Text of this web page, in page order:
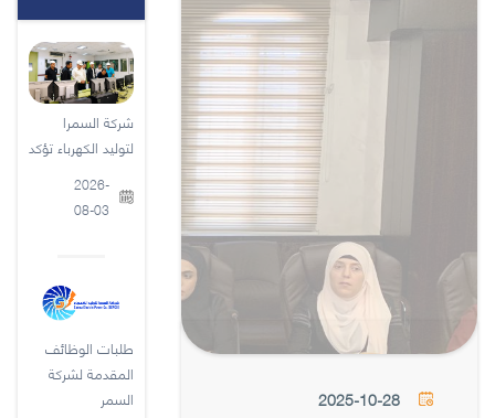
شركة السمرا
لتوليد الكهرباء تؤكد
2026-
08-03
طلبات الوظائف
المقدمة لشركة
السمر
2025-10-28